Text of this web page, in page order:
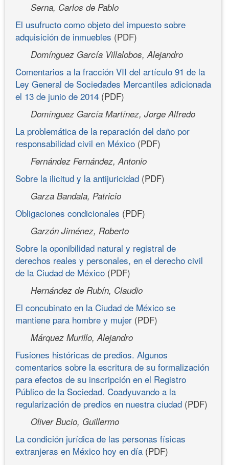
Serna, Carlos de Pablo
El usufructo como objeto del impuesto sobre
adquisición de inmuebles (PDF)
Domínguez García Villalobos, Alejandro
Comentarios a la fracción VII del artículo 91 de la
Ley General de Sociedades Mercantiles adicionada
el 13 de junio de 2014 (PDF)
Domínguez García Martínez, Jorge Alfredo
La problemática de la reparación del daño por
responsabilidad civil en México (PDF)
Fernández Fernández, Antonio
Sobre la ilicitud y la antijuricidad (PDF)
Garza Bandala, Patricio
Obligaciones condicionales (PDF)
Garzón Jiménez, Roberto
Sobre la oponibilidad natural y registral de
derechos reales y personales, en el derecho civil
de la Ciudad de México (PDF)
Hernández de Rubín, Claudio
El concubinato en la Ciudad de México se
mantiene para hombre y mujer (PDF)
Márquez Murillo, Alejandro
Fusiones históricas de predios. Algunos
comentarios sobre la escritura de su formalización
para efectos de su inscripción en el Registro
Público de la Sociedad. Coadyuvando a la
regularización de predios en nuestra ciudad (PDF)
Oliver Bucio, Guillermo
La condición jurídica de las personas físicas
extranjeras en México hoy en día (PDF)